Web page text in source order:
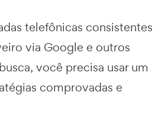
telefônicas consistentes
via Google e outros
você precisa usar um
comprovadas e